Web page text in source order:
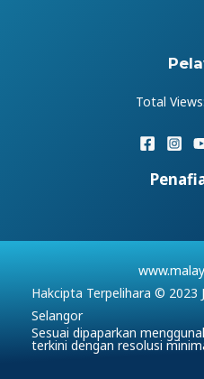
Total Views:
Hakcipta Terpelihara © 2023
Selangor
Sesuai dipaparkan
terkini dengan resolusi